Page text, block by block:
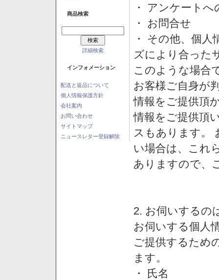
商品検索
詳細検索
インフォメーション
配送と返品について
個人情報保護方針
会社案内
お問い合わせ
サイトマップ
ニュースレター登録解除
・ アンケートへ
・ お問合せ
・ その他、個
ズにより合った
このような場合
お客様ご自身が
情報をご提供頂
情報をご提供頂
スもあります。
い場合は、これ
ありますので、
2. お伺いするの
お伺いする個人
ご提供するため
ます。
・ 氏名